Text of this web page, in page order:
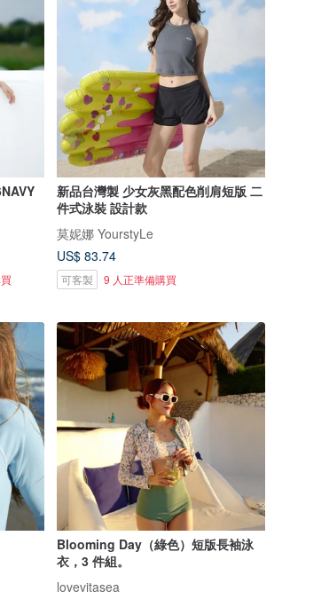
新品台灣製 少女灰黑配色削肩短版 二
件式泳裝 設計款
莫妮娜 YourstyLe
US$ 83.74
可客製 9 人正準備購買
Blooming Day（綠色）短版長袖泳
衣，3 件組。
lovevitasea